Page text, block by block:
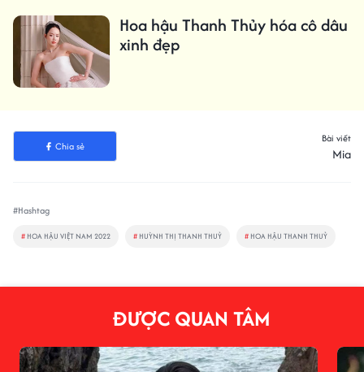
Hoa hậu Thanh Thủy hóa cô dâu
xinh đẹp
Chia sẻ
Bài viết
Mia
#Hashtag
# HOA HẬU VIỆT NAM 2022 # HUỲNH THỊ THANH THUỶ # HOA HẬU THANH THUỶ
ĐƯỢC QUAN TÂM